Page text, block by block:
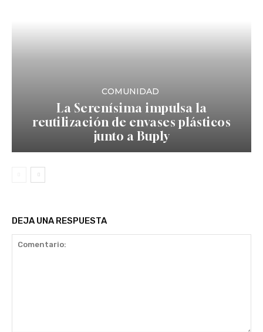
COMUNIDAD
La Serenísima impulsa la
reutilización de envases plásticos
junto a Buply
DEJA UNA RESPUESTA